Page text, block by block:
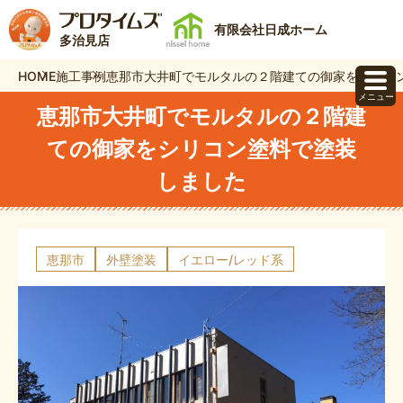
多治見店
有限会社日成ホーム
HOME施工事例恵那市大井町でモルタルの２階建ての御家をシリコ
恵那市大井町でモルタルの２階建
ての御家をシリコン塗料で塗装
しました
恵那市 外壁塗装 イエロー/レッド系
メニュー